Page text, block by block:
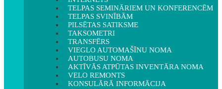
TELPAS SEMINĀRIEM UN KONFERENCĒM
TELPAS SVINĪBĀM
PILSĒTAS SATIKSME
TAKSOMETRI
TRANSFĒRS
VIEGLO AUTOMAŠĪNU NOMA
AUTOBUSU NOMA
AKTĪVĀS ATPŪTAS INVENTĀRA NOMA
VELO REMONTS
KONSULĀRĀ INFORMĀCIJA